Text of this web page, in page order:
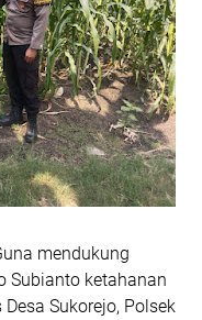
mendukung
Subianto ketahanan
Sukorejo, Polsek